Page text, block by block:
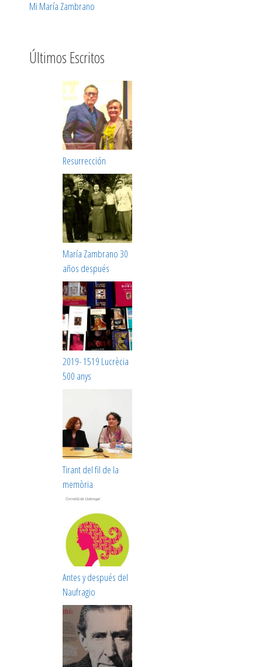
Mi María Zambrano
Últimos Escritos
Resurrección
María Zambrano 30
años después
2019- 1519 Lucrècia
500 anys
Tirant del fil de la
memòria
Antes y después del
Naufragio